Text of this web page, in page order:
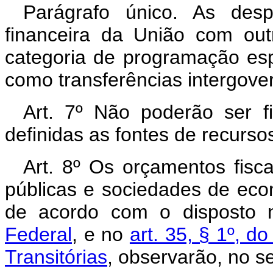
Parágrafo único. As
financeira da União com
categoria de programação
como transferências
Art. 7º Não poderão ser
definidas as fontes de
Art. 8º Os orçamentos
públicas e sociedades de
de acordo com o
Federal, e no art. 35, § 1º,
Transitórias, observarão, no